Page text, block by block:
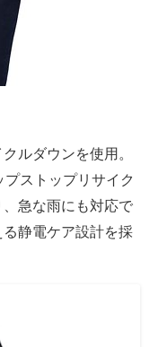
ルダウンを使用。
ストップリサイク
急な雨にも対応で
静電ケア設計を採